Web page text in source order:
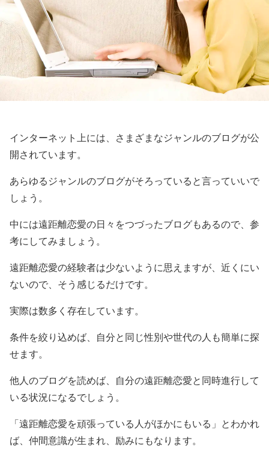
インターネット上には、さまざまなジャンルのブログが公
開されています。
あらゆるジャンルのブログがそろっていると言っていいで
しょう。
中には遠距離恋愛の日々をつづったブログもあるので、参
考にしてみましょう。
遠距離恋愛の経験者は少ないように思えますが、近くにい
ないので、そう感じるだけです。
実際は数多く存在しています。
条件を絞り込めば、自分と同じ性別や世代の人も簡単に探
せます。
他人のブログを読めば、自分の遠距離恋愛と同時進行して
いる状況になるでしょう。
「遠距離恋愛を頑張っている人がほかにもいる」とわかれ
ば、仲間意識が生まれ、励みにもなります。